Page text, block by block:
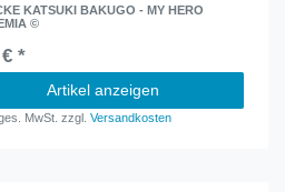
KATSUKI BAKUGO - MY HERO
©
*
Artikel anzeigen
MwSt. zzgl.Versandkosten